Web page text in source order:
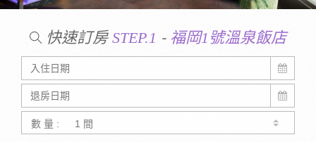
快速訂房 STEP.1 - 福岡1號溫泉飯店
數 量 :